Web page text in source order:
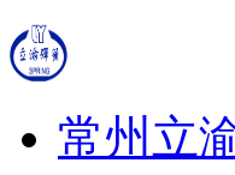
常州立